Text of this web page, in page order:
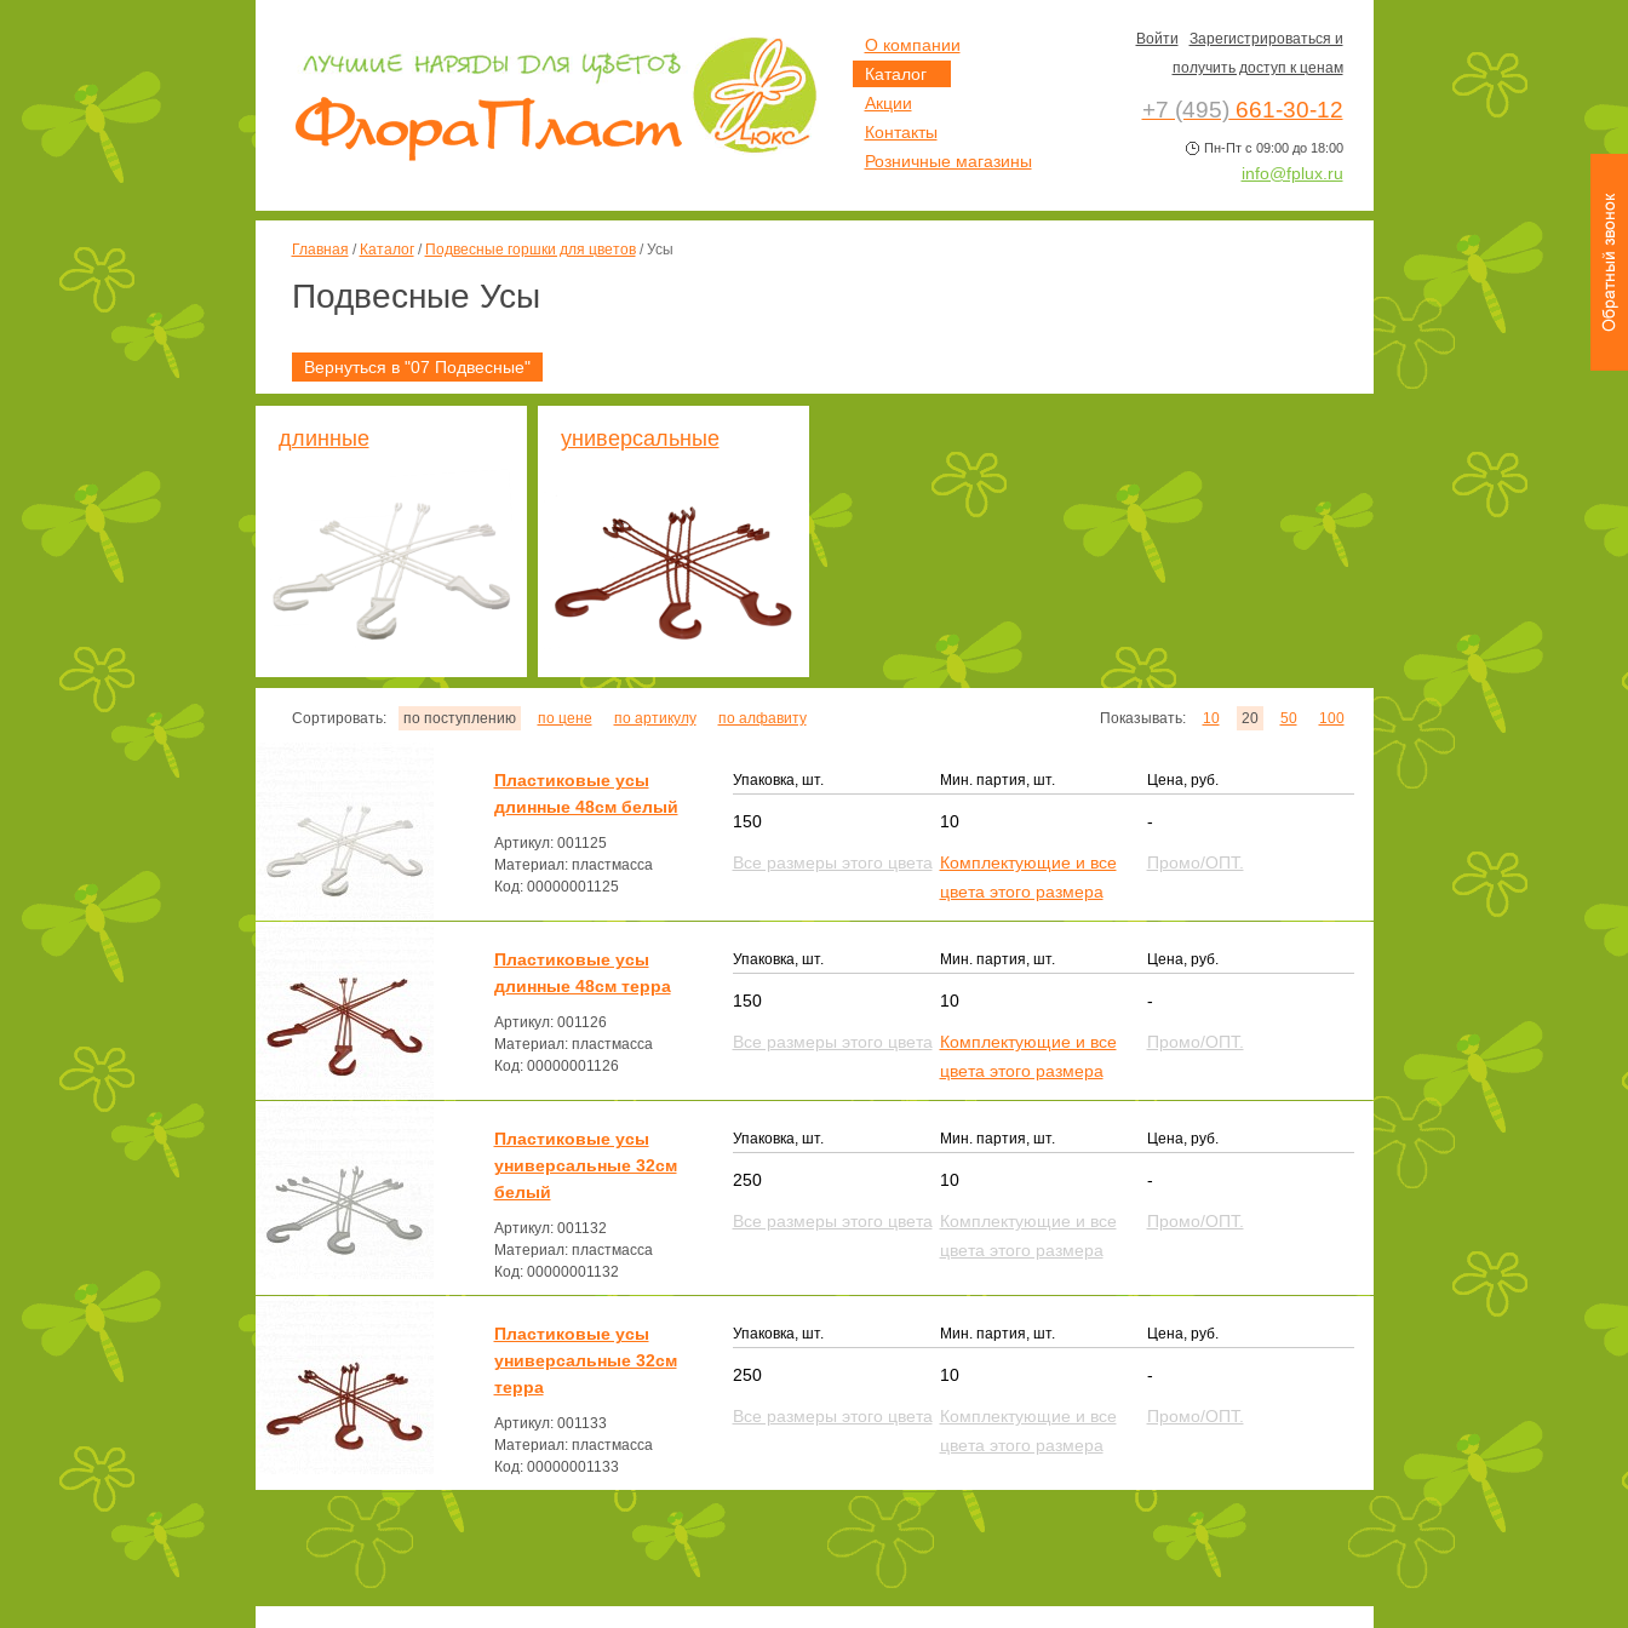
Главная / Каталог/ Подвесные горшки для цветов/Усы
Подвесные Усы
Вернуться в "07 Подвесные"
длинные универсальные
Сортировать: по поступлению по цене по артикулу по алфавиту Показывать: 10 20 50 100
Пластиковые усы
длинные 48см белый
Артикул: 001125
Материал: пластмасса
Код: 00000001125
Упаковка, шт. Мин. партия, шт. Цена, руб.
150 10 -
Все размеры этого цвета Комплектующие и все
цвета этого размера
Промо/ОПТ.
Пластиковые усы
длинные 48см терра
Артикул: 001126
Материал: пластмасса
Код: 00000001126
Упаковка, шт. Мин. партия, шт. Цена, руб.
150 10 -
Все размеры этого цвета Комплектующие и все
цвета этого размера
Промо/ОПТ.
Пластиковые усы
универсальные 32см
белый
Артикул: 001132
Материал: пластмасса
Код: 00000001132
Упаковка, шт. Мин. партия, шт. Цена, руб.
250 10 -
Все размеры этого цвета Комплектующие и все
цвета этого размера
Промо/ОПТ.
Пластиковые усы
универсальные 32см
терра
Артикул: 001133
Материал: пластмасса
Код: 00000001133
Упаковка, шт. Мин. партия, шт. Цена, руб.
250 10 -
Все размеры этого цвета Комплектующие и все
цвета этого размера
Промо/ОПТ.
О компании
Каталог
Акции
Контакты
Розничные магазины
Войти
Зарегистрироваться и
получить доступ к ценам
+7 (495) 661-30-12
Пн-Пт с 09:00 до 18:00
info@fplux.ru